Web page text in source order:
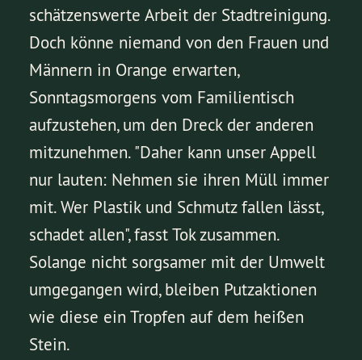
schätzenswerte Arbeit der Stadtreinigung.
Doch könne niemand von den Frauen und
Männern in Orange erwarten,
Sonntagsmorgens vom Familientisch
aufzustehen, um den Dreck der anderen
mitzunehmen. "Daher kann unser Appell
nur lauten: Nehmen sie ihren Müll immer
mit. Wer Plastik und Schmutz fallen lässt,
schadet allen", fasst Tok zusammen.
Solange nicht sorgsamer mit der Umwelt
umgegangen wird, bleiben Putzaktionen
wie diese ein Tropfen auf dem heißen
Stein.